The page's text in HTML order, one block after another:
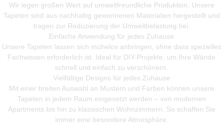
Wir legen großen Wert auf umweltfreundliche Produktion. Unsere
Tapeten sind aus nachhaltig gewonnenen Materialien hergestellt und
tragen zur Reduzierung der Umweltbelastung bei.
Einfache Anwendung für jedes Zuhause
Unsere Tapeten lassen sich mühelos anbringen, ohne dass spezielles
Fachwissen erforderlich ist. Ideal für DIY-Projekte, um Ihre Wände
schnell und einfach zu verschönern.
Vielfältige Designs für jedes Zuhause
Mit einer breiten Auswahl an Mustern und Farben können unsere
Tapeten in jedem Raum eingesetzt werden – von modernen
Apartments bis hin zu klassischen Wohnzimmern. So schaffen Sie
immer eine besondere Atmosphäre.